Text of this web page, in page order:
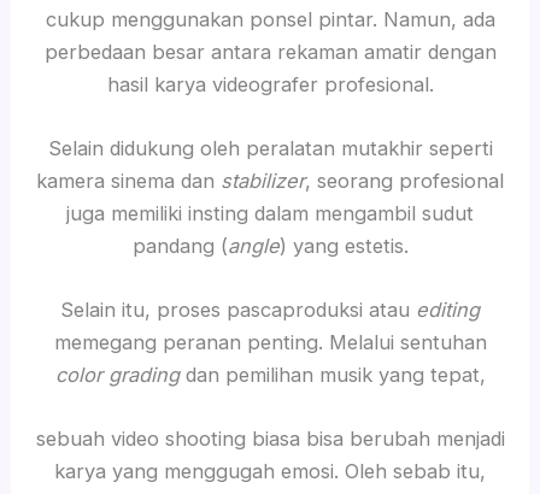
cukup menggunakan ponsel pintar. Namun, ada
perbedaan besar antara rekaman amatir dengan
hasil karya videografer profesional.
Selain didukung oleh peralatan mutakhir seperti
kamera sinema dan stabilizer, seorang profesional
juga memiliki insting dalam mengambil sudut
pandang (angle) yang estetis.
Selain itu, proses pascaproduksi atau editing
memegang peranan penting. Melalui sentuhan
color gradingdan pemilihan musik yang tepat,
sebuah video shooting biasa bisa berubah menjadi
karya yang menggugah emosi. Oleh sebab itu,